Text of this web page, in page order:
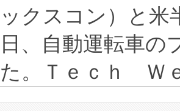
ックスコン）と米
日、自動運転車の
た。Ｔｅｃｈ Ｗ